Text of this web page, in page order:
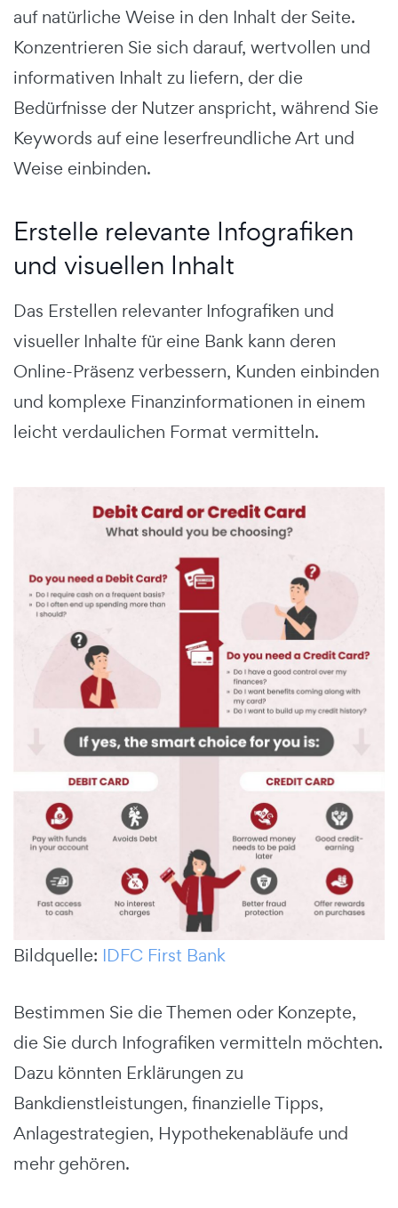
auf natürliche Weise in den Inhalt der Seite.
Konzentrieren Sie sich darauf, wertvollen und
informativen Inhalt zu liefern, der die
Bedürfnisse der Nutzer anspricht, während Sie
Keywords auf eine leserfreundliche Art und
Weise einbinden.
Erstelle relevante Infografiken
und visuellen Inhalt
Das Erstellen relevanter Infografiken und
visueller Inhalte für eine Bank kann deren
Online-Präsenz verbessern, Kunden einbinden
und komplexe Finanzinformationen in einem
leicht verdaulichen Format vermitteln.
Bildquelle: IDFC First Bank
Bestimmen Sie die Themen oder Konzepte,
die Sie durch Infografiken vermitteln möchten.
Dazu könnten Erklärungen zu
Bankdienstleistungen, finanzielle Tipps,
Anlagestrategien, Hypothekenabläufe und
mehr gehören.